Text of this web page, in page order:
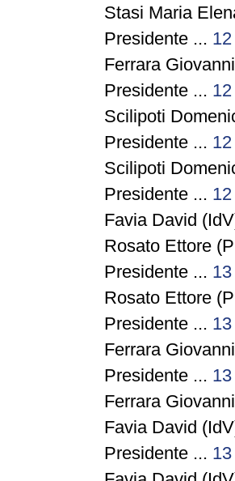
Stasi Maria
Presidente ... 12
Ferrara
Presidente ... 12
Scilipoti
Presidente ... 12
Scilipoti
Presidente ... 12
Favia David
Rosato Ettore
Presidente ... 13
Rosato Ettore
Presidente ... 13
Ferrara
Presidente ... 13
Ferrara
Favia David
Presidente ... 13